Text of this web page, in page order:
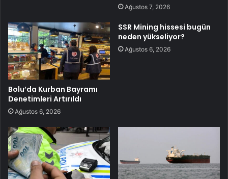
Ağustos 7, 2026
Bolu’da Kurban Bayramı
Denetimleri Artırıldı
Ağustos 6, 2026
SSR Mining hissesi bugün
neden yükseliyor?
Ağustos 6, 2026